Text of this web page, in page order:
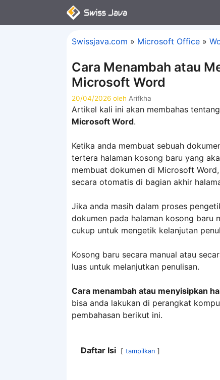
Swissjava.com » Microsoft Office »
Cara Menambah atau
Microsoft Word
20/04/2026 oleh Arifkha
Artikel kali ini akan membahas tentang
Microsoft Word.
Ketika anda membuat sebuah
tertera halaman kosong baru yang
membuat dokumen di Microsoft
secara otomatis di bagian akhir
Jika anda masih dalam proses
dokumen pada halaman kosong baru
cukup untuk mengetik kelanjutan
Kosong baru secara manual atau
luas untuk melanjutkan penulisan.
Cara menambah atau menyisipkan
bisa anda lakukan di perangkat
pembahasan berikut ini.
Daftar Isi tampilkan